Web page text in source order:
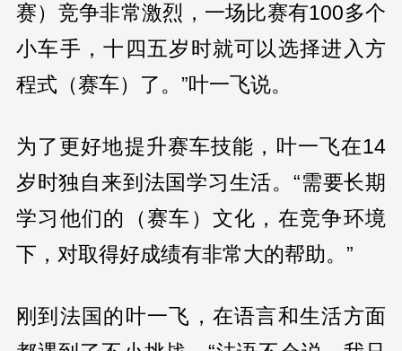
赛）竞争非常激烈，一场比赛有100多个
小车手，十四五岁时就可以选择进入方
程式（赛车）了。”叶一飞说。
为了更好地提升赛车技能，叶一飞在14
岁时独自来到法国学习生活。“需要长期
学习他们的（赛车）文化，在竞争环境
下，对取得好成绩有非常大的帮助。”
刚到法国的叶一飞，在语言和生活方面